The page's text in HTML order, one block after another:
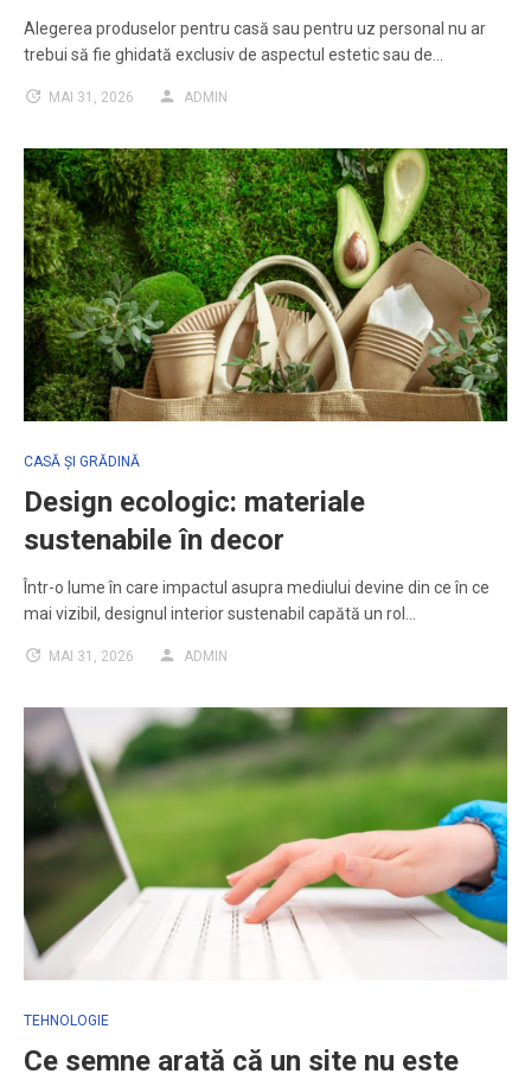
Alegerea produselor pentru casă sau pentru uz personal nu ar
trebui să fie ghidată exclusiv de aspectul estetic sau de…
MAI 31, 2026 ADMIN
CASĂ ȘI GRĂDINĂ
Design ecologic: materiale
sustenabile în decor
Într-o lume în care impactul asupra mediului devine din ce în ce
mai vizibil, designul interior sustenabil capătă un rol…
MAI 31, 2026 ADMIN
TEHNOLOGIE
Ce semne arată că un site nu este